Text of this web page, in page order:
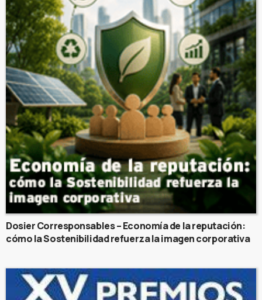
Dosier Corresponsables – Economía de la reputación:
cómo la Sostenibilidad refuerza la imagen corporativa